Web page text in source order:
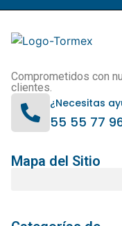
Comprometidos con
clientes.
¿Necesitas
55 55 77
Mapa del Sitio